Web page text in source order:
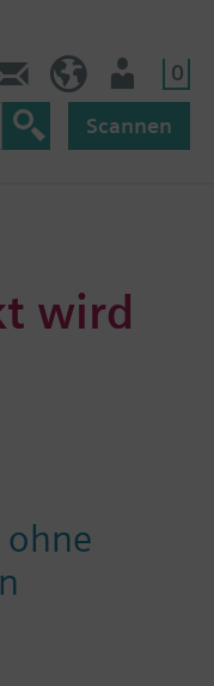
0
Scannen
wird